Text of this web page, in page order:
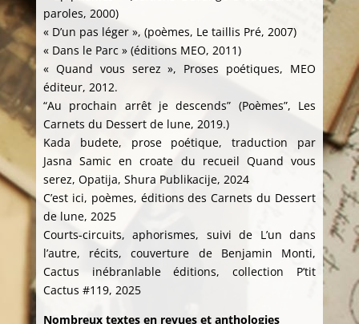
paroles, 2000)
« D’un pas léger », (poèmes, Le taillis Pré, 2007)
« Dans le Parc » (éditions MEO, 2011)
« Quand vous serez », Proses poétiques, MEO
éditeur, 2012.
“Au prochain arrêt je descends” (Poèmes”, Les
Carnets du Dessert de lune, 2019.)
Kada budete, prose poétique, traduction par
Jasna Samic en croate du recueil Quand vous
serez, Opatija, Shura Publikacije, 2024
C’est ici, poèmes, éditions des Carnets du Dessert
de lune, 2025
Courts-circuits, aphorismes, suivi de L’un dans
l’autre, récits, couverture de Benjamin Monti,
Cactus inébranlable éditions, collection P’tit
Cactus #119, 2025
Nombreux textes en revues et anthologies